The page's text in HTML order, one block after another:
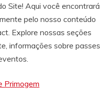
Site! Aqui você encontrará
pelo nosso conteúdo
Explore nossas seções
informações sobre passes
Primogem